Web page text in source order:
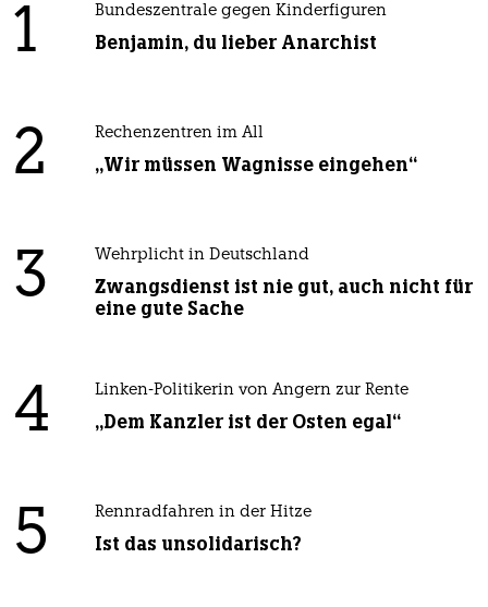
1 Bundeszentrale gegen Kinderfiguren
Benjamin, du lieber Anarchist
2 Rechenzentren im All
„Wir müssen Wagnisse eingehen“
3 Wehrplicht in Deutschland
Zwangsdienst ist nie gut, auch nicht für
eine gute Sache
4 Linken-Politikerin von Angern zur Rente
„Dem Kanzler ist der Osten egal“
5 Rennradfahren in der Hitze
Ist das unsolidarisch?